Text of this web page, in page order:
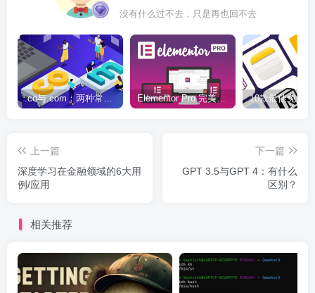
没有什么过不去，只是再也回不去
.co与.com：两种常用域名后缀名完全指南 Elementor Pro 完美汉化中文版（含全套模板）|可视化编辑页面自定义设计WordPress插件
上一篇
深度学习在金融领域的6大用
例/应用
下一篇
GPT 3.5与GPT 4：有什么
区别？
相关推荐